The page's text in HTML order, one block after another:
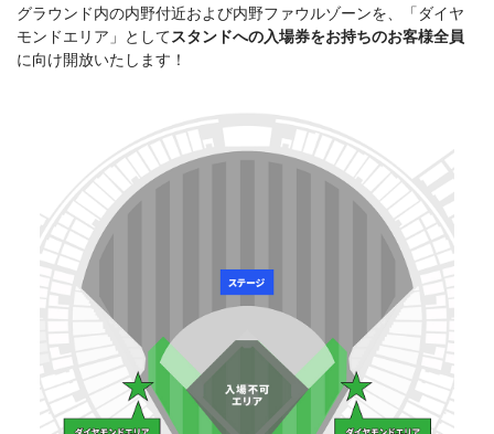
グラウンド内の内野付近および内野ファウルゾーンを、「ダイヤ
モンドエリア」としてスタンドへの入場券をお持ちのお客様全員
に向け開放いたします！